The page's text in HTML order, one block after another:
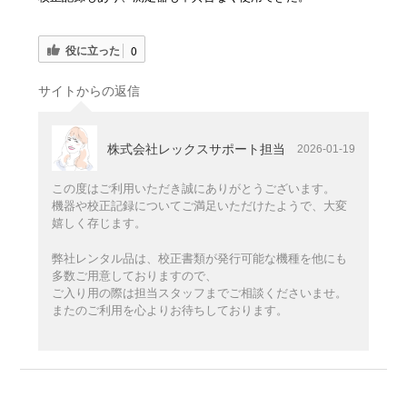
役に立った 0
サイトからの返信
株式会社レックスサポート担当 2026-01-19
この度はご利用いただき誠にありがとうございます。
機器や校正記録についてご満足いただけたようで、大変
嬉しく存じます。
弊社レンタル品は、校正書類が発行可能な機種を他にも
多数ご用意しておりますので、
ご入り用の際は担当スタッフまでご相談くださいませ。
またのご利用を心よりお待ちしております。